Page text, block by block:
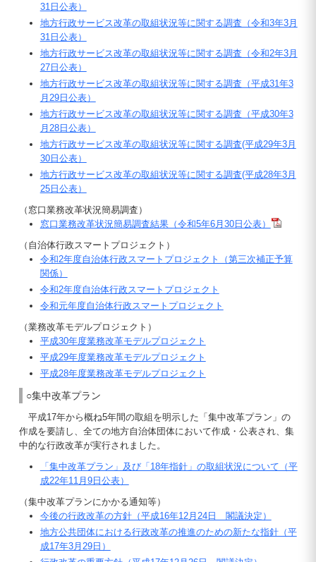
31日公表）
地方行政サービス改革の取組状況等に関する調査（令和3年3月
31日公表）
地方行政サービス改革の取組状況等に関する調査（令和2年3月
27日公表）
地方行政サービス改革の取組状況等に関する調査（平成31年3
月29日公表）
地方行政サービス改革の取組状況等に関する調査（平成30年3
月28日公表）
地方行政サービス改革の取組状況等に関する調査(平成29年3月
30日公表）
地方行政サービス改革の取組状況等に関する調査(平成28年3月
25日公表）
（窓口業務改革状況簡易調査）
窓口業務改革状況簡易調査結果（令和5年6月30日公表）
（自治体行政スマートプロジェクト）
令和2年度自治体行政スマートプロジェクト（第三次補正予算
関係）
令和2年度自治体行政スマートプロジェクト
令和元年度自治体行政スマートプロジェクト
（業務改革モデルプロジェクト）
平成30年度業務改革モデルプロジェクト
平成29年度業務改革モデルプロジェクト
平成28年度業務改革モデルプロジェクト
○集中改革プラン
平成17年から概ね5年間の取組を明示した「集中改革プラン」の
作成を要請し、全ての地方自治体団体において作成・公表され、集
中的な行政改革が実行されました。
「集中改革プラン」及び「18年指針」の取組状況について（平
成22年11月9日公表）
（集中改革プランにかかる通知等）
今後の行政改革の方針（平成16年12月24日 閣議決定）
地方公共団体における行政改革の推進のための新たな指針（平
成17年3月29日）